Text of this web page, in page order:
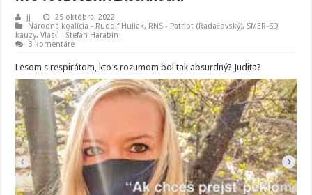
jj
25 októbra, 2022
Národná koalícia - Rudolf Huliak, RNS - Patriot (Radačovský), SMER-SD
kauzy,Vlasť - Štefan Harabin
3 komentáre
Lesom s respirátom, kto s rozumom bol tak absurdný? Judita?